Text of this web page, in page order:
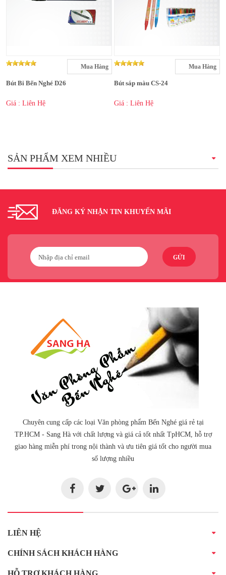
Mua Hàng
Bút Bi Bến Nghé D26
Giá : Liên Hệ
Mua Hàng
Bút sáp màu CS-24
Giá : Liên Hệ
SẢN PHẨM XEM NHIỀU
ĐĂNG KÝ NHẬN TIN KHUYẾN MÃI
GỬI
Chuyên cung cấp các loại Văn phòng phẩm Bến Nghé giá rẻ tại
TP.HCM - Sang Hà với chất lượng và giá cả tốt nhất TpHCM, hỗ trợ
giao hàng miễn phí trong nội thành và ưu tiên giá tốt cho người mua
số lượng nhiều
LIÊN HỆ
CHÍNH SÁCH KHÁCH HÀNG